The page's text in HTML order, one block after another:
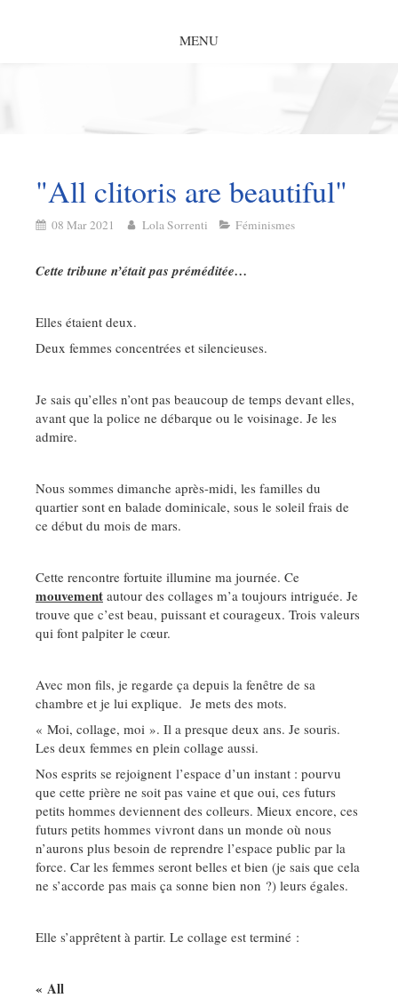
MENU
"All clitoris are beautiful"
08 Mar 2021 Lola Sorrenti Féminismes
Cette tribune n’était pas préméditée…
Elles étaient deux.
Deux femmes concentrées et silencieuses.
Je sais qu’elles n’ont pas beaucoup de temps devant elles,
avant que la police ne débarque ou le voisinage. Je les
admire.
Nous sommes dimanche après-midi, les familles du
quartier sont en balade dominicale, sous le soleil frais de
ce début du mois de mars.
Cette rencontre fortuite illumine ma journée. Ce
mouvement autour des collages m’a toujours intriguée. Je
trouve que c’est beau, puissant et courageux. Trois valeurs
qui font palpiter le cœur.
Avec mon fils, je regarde ça depuis la fenêtre de sa
chambre et je lui explique. Je mets des mots.
« Moi, collage, moi ». Il a presque deux ans. Je souris.
Les deux femmes en plein collage aussi.
Nos esprits se rejoignent l’espace d’un instant : pourvu
que cette prière ne soit pas vaine et que oui, ces futurs
petits hommes deviennent des colleurs. Mieux encore, ces
futurs petits hommes vivront dans un monde où nous
n’aurons plus besoin de reprendre l’espace public par la
force. Car les femmes seront belles et bien (je sais que cela
ne s’accorde pas mais ça sonne bien non ?) leurs égales.
Elle s’apprêtent à partir. Le collage est terminé :
« All